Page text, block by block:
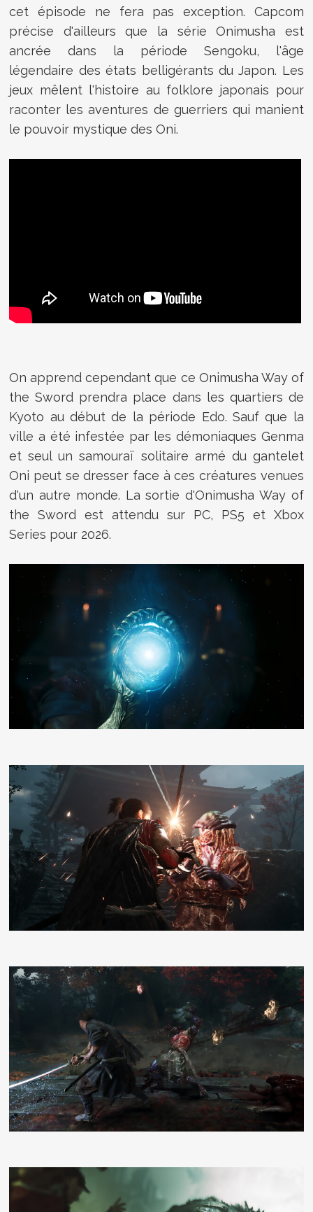
cet épisode ne fera pas exception. Capcom
précise d'ailleurs que la série Onimusha est
ancrée dans la période Sengoku, l'âge
légendaire des états belligérants du Japon. Les
jeux mêlent l'histoire au folklore japonais pour
raconter les aventures de guerriers qui manient
le pouvoir mystique des Oni.
On apprend cependant que ce Onimusha Way of
the Sword prendra place dans les quartiers de
Kyoto au début de la période Edo. Sauf que la
ville a été infestée par les démoniaques Genma
et seul un samouraï solitaire armé du gantelet
Oni peut se dresser face à ces créatures venues
d'un autre monde. La sortie d'Onimusha Way of
the Sword est attendu sur PC, PS5 et Xbox
Series pour 2026.